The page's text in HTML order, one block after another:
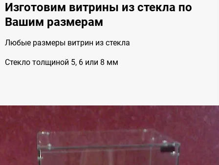
Изготовим витрины из стекла по
Вашим размерам
Любые размеры витрин из стекла
Стекло толщиной 5, 6 или 8 мм